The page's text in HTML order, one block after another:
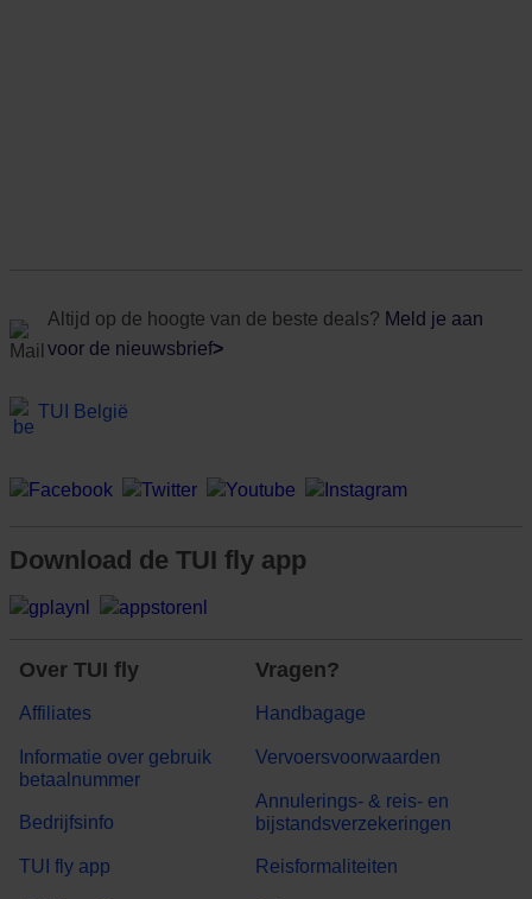
Altijd op de hoogte van de beste deals? Meld je aan
voor de nieuwsbrief>
TUI België
Download de TUI fly app
Over TUI fly
Affiliates
Informatie over gebruik
betaalnummer
Bedrijfsinfo
TUI fly app
Vragen?
Handbagage
Vervoersvoorwaarden
Annulerings- & reis- en
bijstandsverzekeringen
Reisformaliteiten